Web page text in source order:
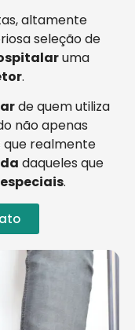
altamente
seleção de
uma
.
de quem utiliza
não apenas
que realmente
daqueles que
.